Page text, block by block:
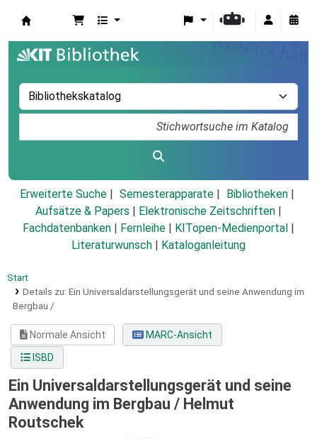
Erweiterte Suche Semesterapparate
Bibliotheken
Aufsätze & Papers
Elektronische Zeitschriften
Fachdatenbanken
Fernleihe KITopen-Medienportal
Literaturwunsch
Kataloganleitung
Start
Details zu: Ein Universaldarstellungsgerät und seine Anwendung im
Bergbau /
Normale Ansicht
MARC-Ansicht
ISBD
Ein Universaldarstellungsgerät und seine
Anwendung im Bergbau / Helmut
Routschek